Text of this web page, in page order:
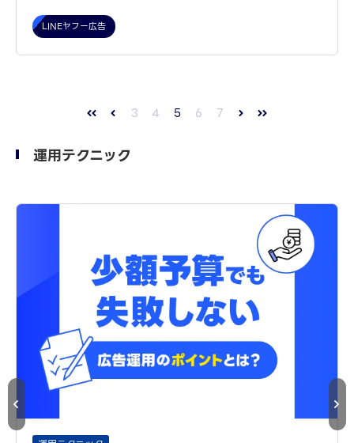
LINEヤフー広告
3 4 5 6 7
運用テクニック